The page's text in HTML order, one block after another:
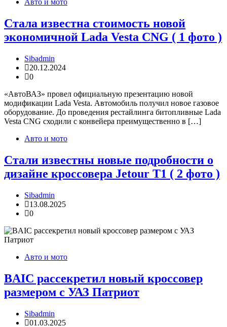
Авто и мото
Стала известна стоимость новой
экономичной Lada Vesta CNG ( 1 фото )
Sibadmin
20.12.2024
0
«АвтоВАЗ» провел официальную презентацию новой
модификации Lada Vesta. Автомобиль получил новое газовое
оборудование. До проведения рестайлинга битопливные Lada
Vesta CNG сходили с конвейера преимущественно в […]
Авто и мото
Стали известны новые подробности о
дизайне кроссовера Jetour T1 ( 2 фото )
Sibadmin
13.08.2025
0
Авто и мото
BAIC рассекретил новый кроссовер
размером с УАЗ Патриот
Sibadmin
01.03.2025